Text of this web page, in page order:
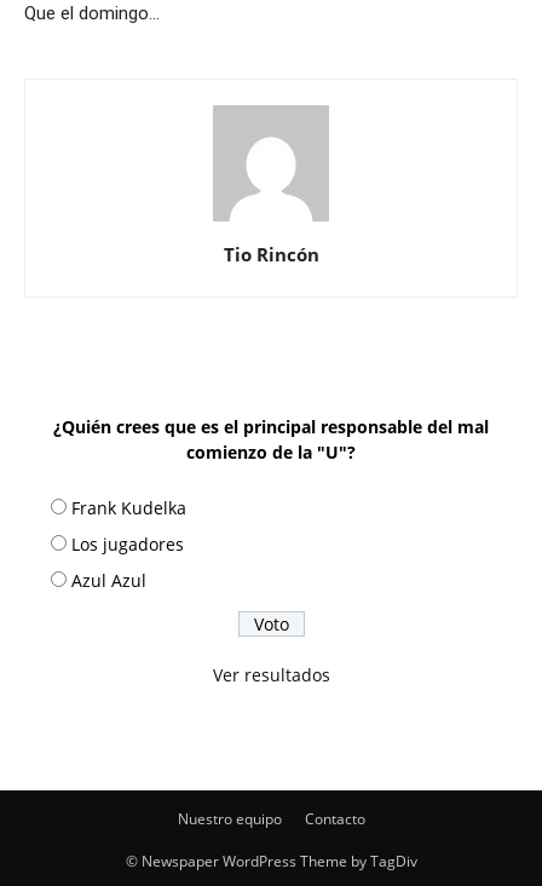
Que el domingo…
Tio Rincón
¿Quién crees que es el principal responsable del mal
comienzo de la "U"?
Frank Kudelka
Los jugadores
Azul Azul
Ver resultados
Nuestro equipo Contacto
© Newspaper WordPress Theme by TagDiv